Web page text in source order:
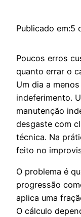
Publicado em:5
Poucos erros
quanto errar o
Um dia a
indeferimento.
manutenção
desgaste com
técnica. Na
feito no
O problema é
progressão
aplica uma
O cálculo